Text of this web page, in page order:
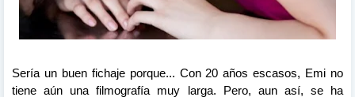
Sería un buen fichaje porque... Con 20 años escasos, Emi no
tiene aún una filmografía muy larga. Pero, aun así, se ha